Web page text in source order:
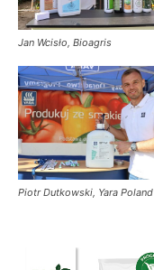
Jan Wcisło, Bioagris
Piotr Dutkowski, Yara Poland